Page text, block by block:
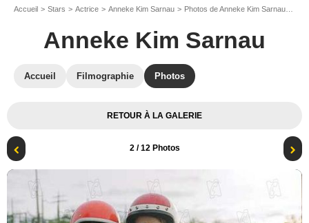
Accueil Stars Actrice Anneke Kim Sarnau Photos de Anneke Kim Sarnau
Anneke Kim Sarnau
Accueil Filmographie Photos
RETOUR À LA GALERIE
2/ 12 Photos